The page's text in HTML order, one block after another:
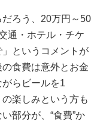
ろう、20万円～50
通・ホテル・チケ
というコメントが
食費は意外とお金
らビールを1
楽しみという方も
部分が、“食費”か